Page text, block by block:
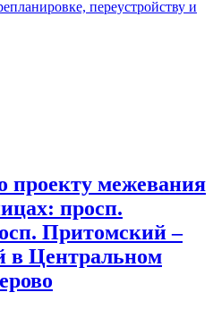
переустройству и
межевания
просп.
Притомский –
в Центральном